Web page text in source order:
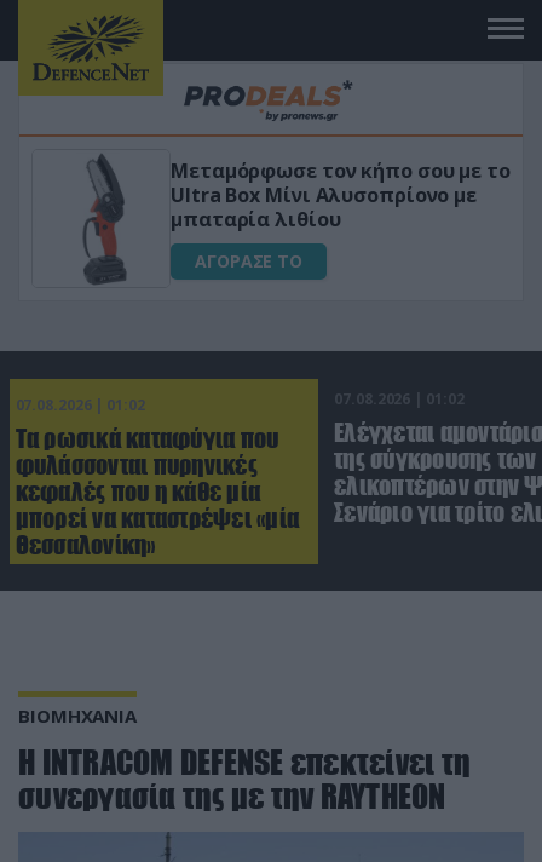
Μεταμόρφωσε τον κήπο σου με το
Ultra Box Μίνι Αλυσοπρίονο με
μπαταρία λιθίου
ΑΓΟΡΑΣΕ ΤΟ
07.08.2026 | 01:02
Τα ρωσικά καταφύγια που
φυλάσσονται πυρηνικές
κεφαλές που η κάθε μία
μπορεί να καταστρέψει «μία
Θεσσαλονίκη»
07.08.2026 | 01:02
Ελέγχεται
της σύγκρουσης των
ελικοπτέρων στην
Σενάριο για τρίτο
ΒΙΟΜΗΧΑΝΙΑ
H INTRACOM DEFENSE επεκτείνει τη
συνεργασία της με την RAYTHEON